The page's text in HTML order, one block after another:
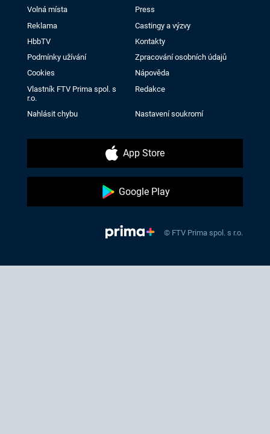
Volná místa
Press
Reklama
Castingy a výzvy
HbbTV
Kontakty
Podmínky užívání
Zpracování osobních údajů
Cookies
Nápověda
Vlastník FTV Prima spol. s
r.o.
Redakce
Nahlásit chybu Nastavení soukromí
App Store
Google Play
© FTV Prima spol. s r.o.